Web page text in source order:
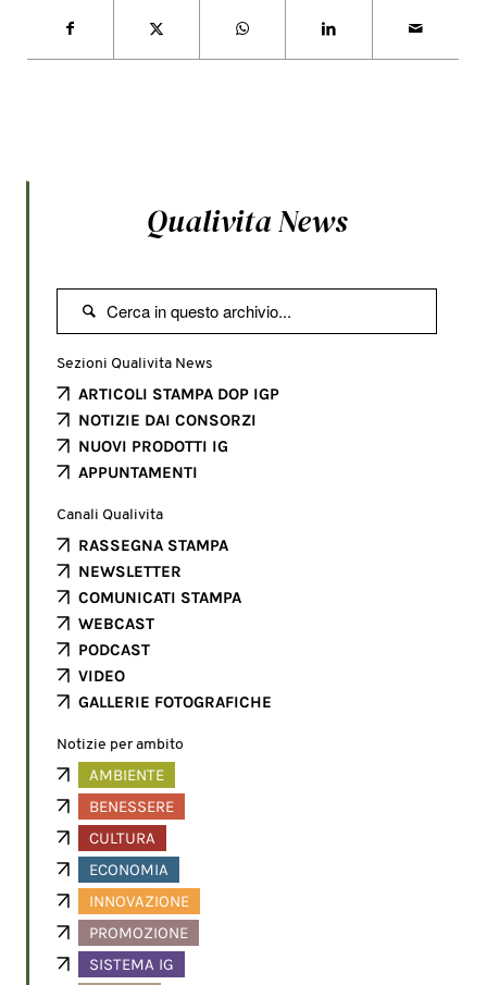
Qualivita News

Sezioni Qualivita News
ARTICOLI STAMPA DOP IGP
NOTIZIE DAI CONSORZI
NUOVI PRODOTTI IG
APPUNTAMENTI
Canali Qualivita
RASSEGNA STAMPA
NEWSLETTER
COMUNICATI STAMPA
WEBCAST
PODCAST
VIDEO
GALLERIE FOTOGRAFICHE
Notizie per ambito
AMBIENTE
BENESSERE
CULTURA
ECONOMIA
INNOVAZIONE
PROMOZIONE
SISTEMA IG